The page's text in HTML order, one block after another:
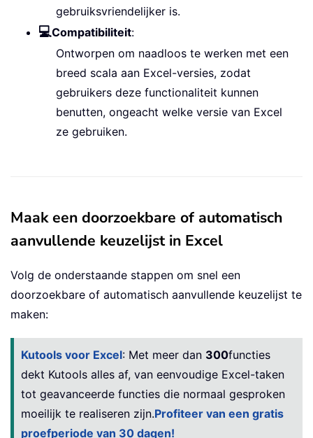
gebruiksvriendelijker is.
💻Compatibiliteit:
Ontworpen om naadloos te werken met een
breed scala aan Excel-versies, zodat
gebruikers deze functionaliteit kunnen
benutten, ongeacht welke versie van Excel
ze gebruiken.
Maak een doorzoekbare of automatisch
aanvullende keuzelijst in Excel
Volg de onderstaande stappen om snel een
doorzoekbare of automatisch aanvullende keuzelijst te
maken:
Kutools voor Excel: Met meer dan 300functies
dekt Kutools alles af, van eenvoudige Excel-taken
tot geavanceerde functies die normaal gesproken
moeilijk te realiseren zijn.Profiteer van een gratis
proefperiode van 30 dagen!